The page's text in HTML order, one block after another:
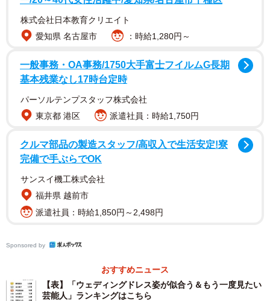
同ランキングは、2022年4月にInstagramのストーリーズを
活用し、20代～30代の女性627人から回答を得ました。上
位の結果とコメントは以下の通りです。
芸能人ランキング
株式会社日本教育クリエイト
愛知県 名古屋市
：時給1,280円～
一般事務・OA事務/1750大手富士フイルムG長期
基本残業なし17時台定時
パーソルテンプスタッフ株式会社
東京都 港区
派遣社員：時給1,750円
クルマ部品の製造スタッフ/高収入で生活安定!寮
完備で手ぶらでOK
サンスイ機工株式会社
福井県 越前市
派遣社員：時給1,850円～2,498円
Sponsored by
おすすめニュース
【表】「ウェディングドレス姿が似合う＆もう一度見たい
芸能人」ランキングはこちら